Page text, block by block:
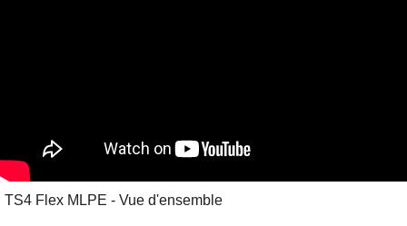
TS4 Flex MLPE - Vue d'ensemble